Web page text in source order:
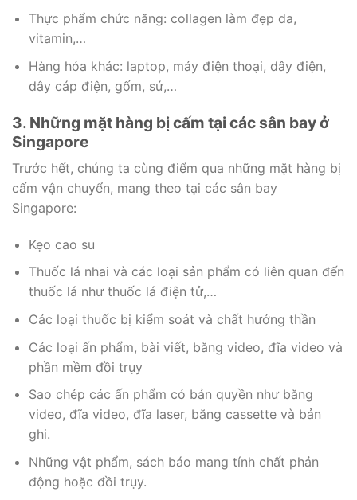
Thực phẩm chức năng: collagen làm đẹp da,
vitamin,…
Hàng hóa khác: laptop, máy điện thoại, dây điện,
dây cáp điện, gốm, sứ,…
3. Những mặt hàng bị cấm tại các sân bay ở
Singapore
Trước hết, chúng ta cùng điểm qua những mặt hàng bị
cấm vận chuyển, mang theo tại các sân bay
Singapore:
Kẹo cao su
Thuốc lá nhai và các loại sản phẩm có liên quan đến
thuốc lá như thuốc lá điện tử,…
Các loại thuốc bị kiểm soát và chất hướng thần
Các loại ấn phẩm, bài viết, băng video, đĩa video và
phần mềm đồi trụy
Sao chép các ấn phẩm có bản quyền như băng
video, đĩa video, đĩa laser, băng cassette và bản
ghi.
Những vật phẩm, sách báo mang tính chất phản
động hoặc đồi trụy.